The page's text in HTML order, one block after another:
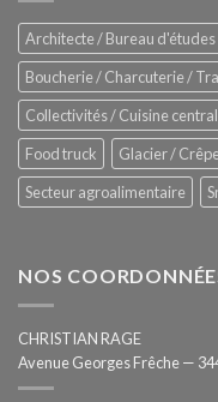
Architecte / Bureau d'études
Boucherie / Charcuterie /
Collectivités / Cuisine
Food truck
Glacier /
Secteur agroalimentaire
NOS
CHRISTIAN RAGE
Avenue Georges Frêche —